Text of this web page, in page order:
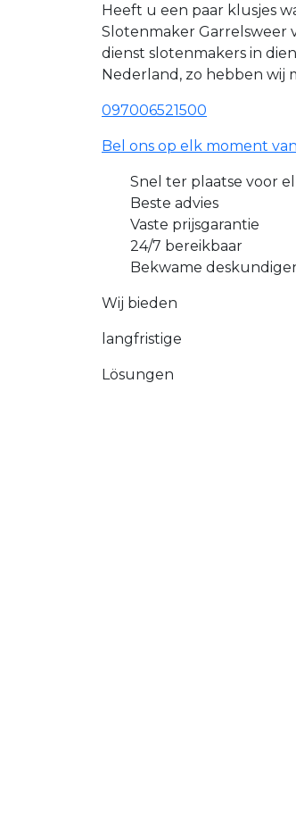
Heeft u een paar klusjes
Slotenmaker Garrelsweer
dienst slotenmakers in
Nederland, zo hebben wij
097006521500
Bel ons op elk moment
Snel ter plaatse voor
Beste advies
Vaste prijsgarantie
24/7 bereikbaar
Bekwame
Wij bieden
langfristige
Lösungen